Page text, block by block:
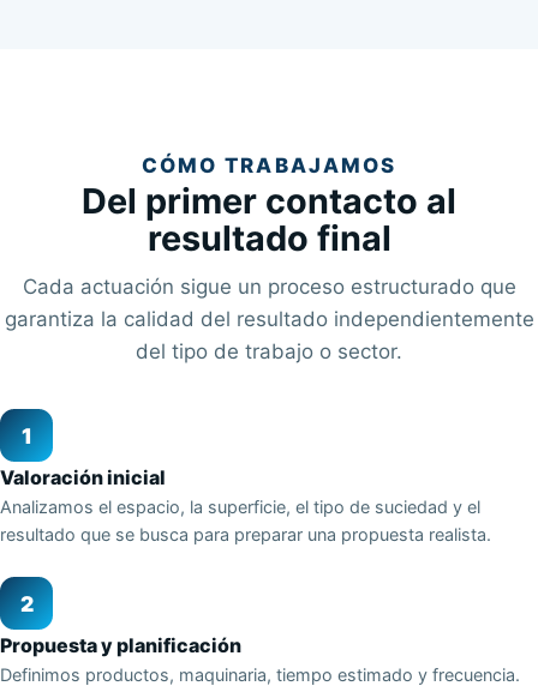
CÓMO TRABAJAMOS
Del primer contacto al
resultado final
Cada actuación sigue un proceso estructurado que
garantiza la calidad del resultado independientemente
del tipo de trabajo o sector.
1
Valoración inicial
Analizamos el espacio, la superficie, el tipo de suciedad y el
resultado que se busca para preparar una propuesta realista.
2
Propuesta y planificación
Definimos productos, maquinaria, tiempo estimado y frecuencia.